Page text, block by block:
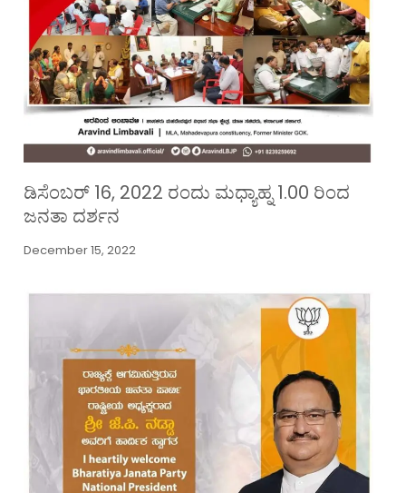
ಡಿಸೆಂಬರ್ 16, 2022 ರಂದು ಮಧ್ಯಾಹ್ನ 1.00 ರಿಂದ
ಜನತಾ ದರ್ಶನ
December 15, 2022